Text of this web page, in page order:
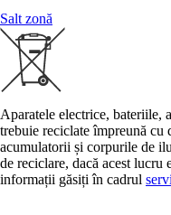
Salt zonă
Aparatele electrice, bateriile,
trebuie reciclate împreună cu
acumulatorii și corpurile de
de reciclare, dacă acest
informații găsiți în cadrul